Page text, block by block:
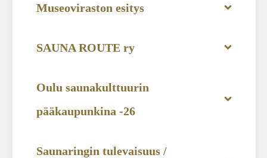
Museoviraston esitys
SAUNA ROUTE ry
Oulu saunakulttuurin
pääkaupunkina -26
Saunaringin tulevaisuus /